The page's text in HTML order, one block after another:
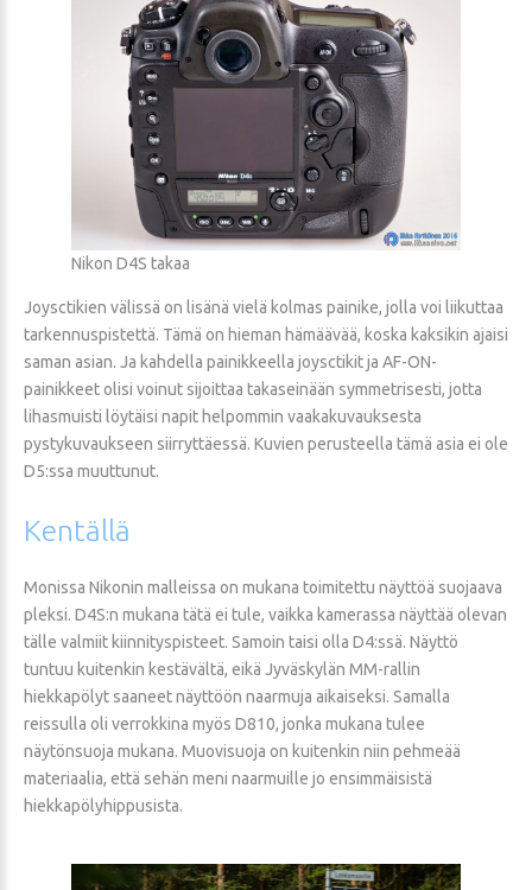
Nikon D4S takaa
Joysctikien välissä on lisänä vielä kolmas painike, jolla voi liikuttaa
tarkennuspistettä. Tämä on hieman hämäävää, koska kaksikin ajaisi
saman asian. Ja kahdella painikkeella joysctikit ja AF-ON-
painikkeet olisi voinut sijoittaa takaseinään symmetrisesti, jotta
lihasmuisti löytäisi napit helpommin vaakakuvauksesta
pystykuvaukseen siirryttäessä. Kuvien perusteella tämä asia ei ole
D5:ssa muuttunut.
Kentällä
Monissa Nikonin malleissa on mukana toimitettu näyttöä suojaava
pleksi. D4S:n mukana tätä ei tule, vaikka kamerassa näyttää olevan
tälle valmiit kiinnityspisteet. Samoin taisi olla D4:ssä. Näyttö
tuntuu kuitenkin kestävältä, eikä Jyväskylän MM-rallin
hiekkapölyt saaneet näyttöön naarmuja aikaiseksi. Samalla
reissulla oli verrokkina myös D810, jonka mukana tulee
näytönsuoja mukana. Muovisuoja on kuitenkin niin pehmeää
materiaalia, että sehän meni naarmuille jo ensimmäisistä
hiekkapölyhippusista.